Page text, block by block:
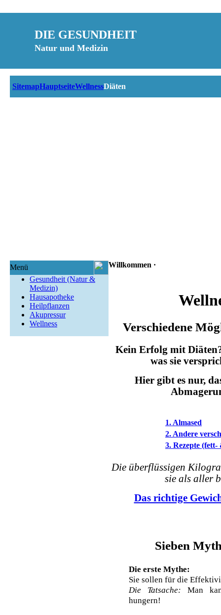
DIE GESUNDHEIT
Natur und Medizin
SitemapHauptseiteWellnessDiäten
Menü
Gesundheit (Natur &
Medizin)
Hausapotheke
Heilpflanzen
Akupressur
Wellness
Willkommen ·
Verschiedene
Kein Erfolg mit
was sie
Hier gibt es nur,
1. Almased
2. Andere
3. Rezepte
Die überflüssigen
sie als aller
Das richtige
Sieben
Die erste Mythe:
Sie sollen für die
Die Tatsache: Man
hungern!